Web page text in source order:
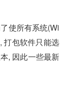
使所有系统(Wi
打包软件只能选
, 因此一些最新